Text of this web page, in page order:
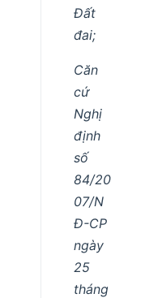
Đất
đai;
Căn
cứ
Nghị
định
số
84/20
07/N
Đ-CP
ngày
25
tháng